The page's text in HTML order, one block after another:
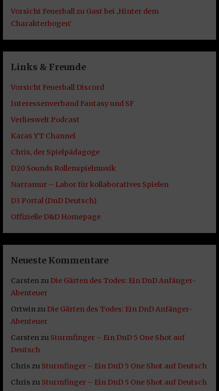
Vorsicht Feuerball zu Gast bei ‚Hinter dem
Charakterbogen‘
Links & Freunde
Vorsicht Feuerball Discord
Interessenverband Fantasy und SF
Verlieswelt Podcast
Karas YT Channel
Chris, der Spielpädagoge
D20 Sounds Rollenspielmusik
Narramur – Labor für kollaboratives Spielen
D3 Portal (DnD Deutsch)
Offizielle D&D Homepage
Neueste Kommentare
Carsten zu Die Gärten des Todes: Ein DnD Anfänger-
Abenteuer
Ortwin zu Die Gärten des Todes: Ein DnD Anfänger-
Abenteuer
Carsten zu Sturmfinger – Ein DnD 5 One Shot auf
Deutsch
Chris zu Sturmfinger – Ein DnD 5 One Shot auf Deutsch
Chris zu Sturmfinger – Ein DnD 5 One Shot auf Deutsch